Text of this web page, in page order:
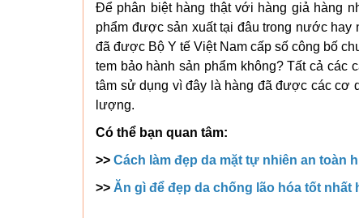
Để phân biệt hàng thật với hàng giả hàng
phẩm được sản xuất tại đâu trong nước hay
đã được Bộ Y tế Việt Nam cấp số công bố
tem bảo hành sản phẩm không? Tất cả các
tâm sử dụng vì đây là hàng đã được các cơ
lượng.
Có thể bạn quan tâm:
>> Cách làm đẹp da mặt tự nhiên an toàn
>> Ăn gì để đẹp da chống lão hóa tốt nhất